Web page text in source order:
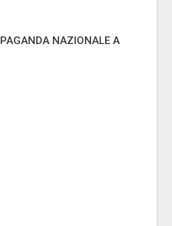
NAZIONALE A